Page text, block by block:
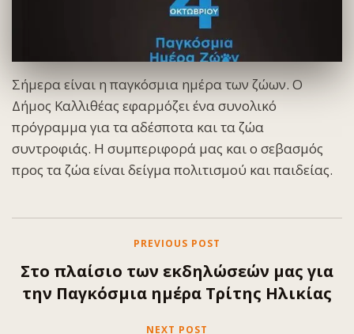
Σήμερα είναι η παγκόσμια ημέρα των ζώων. O
Δήμος Καλλιθέας εφαρμόζει ένα συνολικό
πρόγραμμα για τα αδέσποτα και τα ζώα
συντροφιάς. Η συμπεριφορά μας και ο σεβασμός
προς τα ζώα είναι δείγμα πολιτισμού και παιδείας.
PREVIOUS POST
Στο πλαίσιο των εκδηλώσεών μας για
την Παγκόσμια ημέρα Τρίτης Ηλικίας
NEXT POST